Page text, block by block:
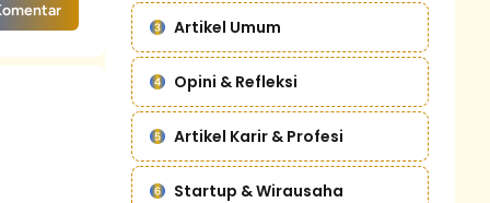
Artikel Umum
Opini & Refleksi
Artikel Karir & Profesi
Startup & Wirausaha